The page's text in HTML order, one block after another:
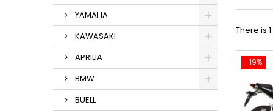
YAMAHA
KAWASAKI
APRILIA
BMW
BUELL
There is
-19%